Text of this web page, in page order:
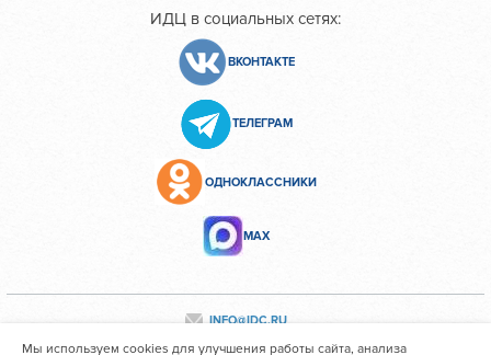
ИДЦ в социальных сетях:
ВКОНТАКТЕ
ТЕЛЕГРАМ
ОДНОКЛАССНИКИ
МАХ
INFO@IDC.RU
Мы используем cookies для улучшения работы сайта, анализа